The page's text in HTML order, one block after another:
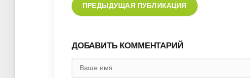
ПРЕДЫДУЩАЯ ПУБЛИКАЦИЯ
ДОБАВИТЬ КОММЕНТАРИЙ